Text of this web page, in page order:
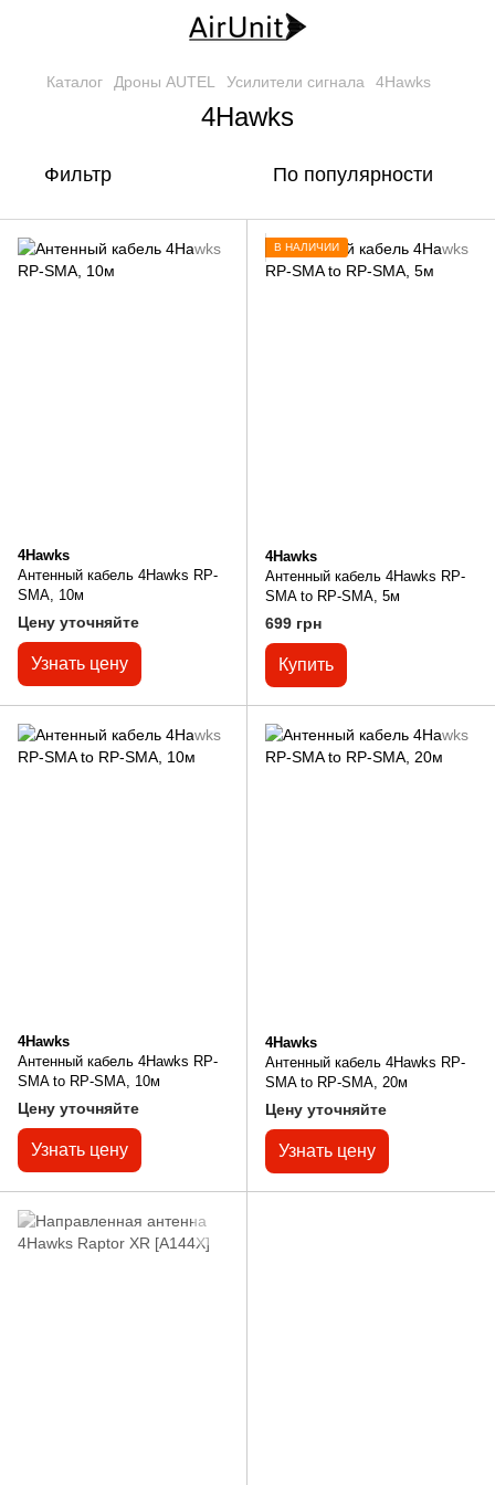
Каталог Дроны AUTEL Усилители сигнала 4Hawks
4Hawks
Фильтр По популярности
4Hawks
Антенный кабель 4Hawks RP-
SMA, 10м
Цену уточняйте
Узнать цену
В НАЛИЧИИ
4Hawks
Антенный кабель 4Hawks RP-
SMA to RP-SMA, 5м
699 грн
Купить
4Hawks
Антенный кабель 4Hawks RP-
SMA to RP-SMA, 10м
Цену уточняйте
Узнать цену
4Hawks
Антенный кабель 4Hawks RP-
SMA to RP-SMA, 20м
Цену уточняйте
Узнать цену